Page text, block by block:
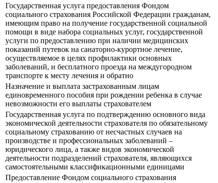
Государственная услуга предоставления Фондом
социального страхования Российской Федерации гражданам,
имеющим право на получение государственной социальной
помощи в виде набора социальных услуг, государственной
услуги по предоставлению при наличии медицинских
показаний путевок на санаторно-курортное лечение,
осуществляемое в целях профилактики основных
заболеваний, и бесплатного проезда на междугородном
транспорте к месту лечения и обратно
Назначение и выплата застрахованным лицам
единовременного пособия при рождении ребенка в случае
невозможности его выплаты страхователем
Государственная услуга по подтверждению основного вида
экономической деятельности страхователя по обязательному
социальному страхованию от несчастных случаев на
производстве и профессиональных заболеваний –
юридического лица, а также видов экономической
деятельности подразделений страхователя, являющихся
самостоятельными классификационными единицами
Предоставление Фондом социального страхования